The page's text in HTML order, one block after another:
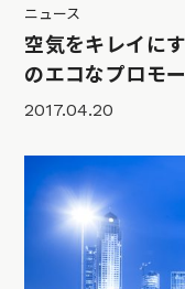
ニュース
空気をキレイに
のエコなプロモ
2017.04.20